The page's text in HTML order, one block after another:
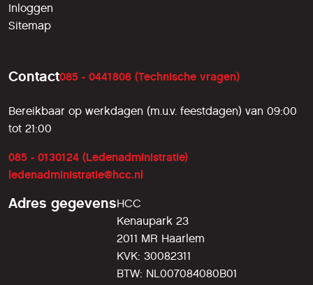
Inloggen
Sitemap
Contact085 - 0441808 (Technische vragen)
Bereikbaar op werkdagen (m.u.v. feestdagen) van 09:00
tot 21:00
085 - 0130124 (Ledenadministratie)
ledenadministratie@hcc.nl
Adres gegevensHCC
Kenaupark 23
2011 MR Haarlem
KVK: 30082311
BTW: NL007084080B01